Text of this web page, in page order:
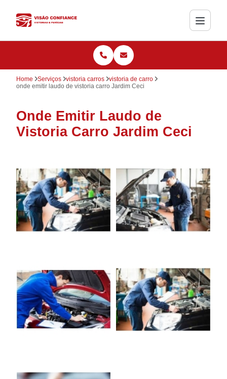
Home Serviços vistoria carros
vistoria de carro
onde emitir laudo de vistoria carro Jardim Ceci
Onde Emitir Laudo de
Vistoria Carro Jardim Ceci